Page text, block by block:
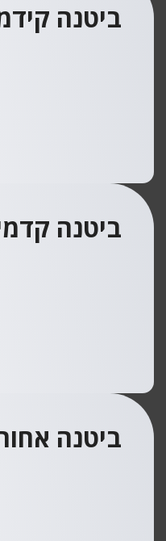
ביטנה
ביטנה
ביטנה